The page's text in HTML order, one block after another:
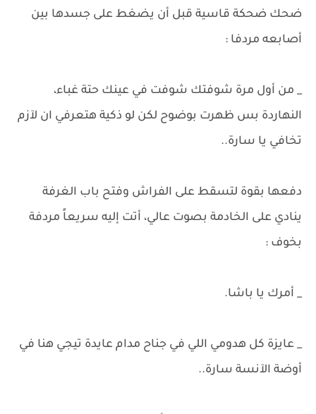
ضحك ضحكة قاسية قبل أن يضغط على جسدها بين
أصابعه مردفا :
_ من أول مرة شوفتك شوفت في عينك حتة غباء،
النهاردة بس ظهرت بوضوح لكن لو ذكية هتعرفي ان لآزم
تخافي يا سارة..
دفعها بقوة لتسقط على الفراش وفتح باب الغرفة
ينادي على الخادمة بصوت عالي، أتت إليه سريعاً مردفة
بخوف :
_ أمرك يا باشا.
_ عايزة كل هدومي اللي في جناح مدام عايدة تيجي هنا في
أوضة الآنسة سارة..